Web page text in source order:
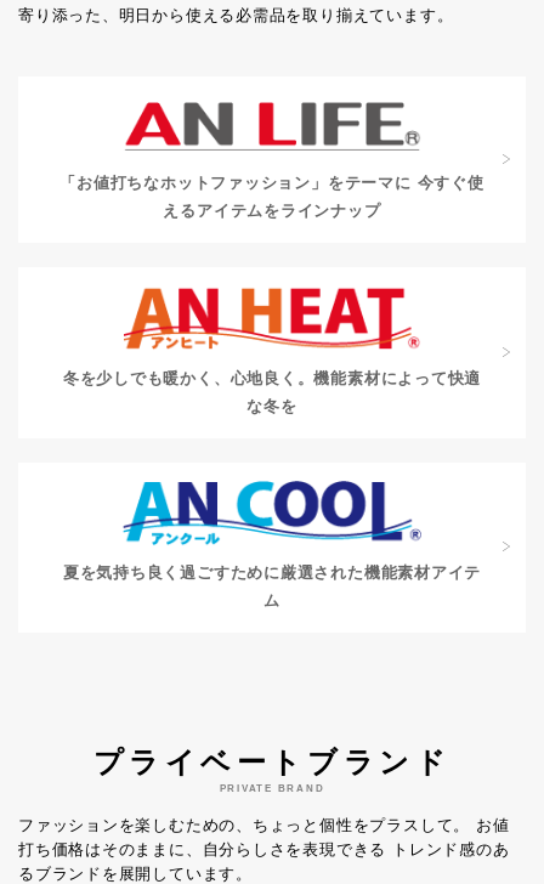
寄り添った、明日から使える必需品を取り揃えています。
「お値打ちなホットファッション」をテーマに 今すぐ使
えるアイテムをラインナップ
冬を少しでも暖かく、心地良く。機能素材によって快適
な冬を
夏を気持ち良く過ごすために 厳選された機能素材アイテ
ム
プライベートブランド
PRIVATE BRAND
ファッションを楽しむための、ちょっと個性をプラスして。
お値
打ち価格はそのままに、自分らしさを表現できる
トレンド感のあ
るブランドを展開しています。